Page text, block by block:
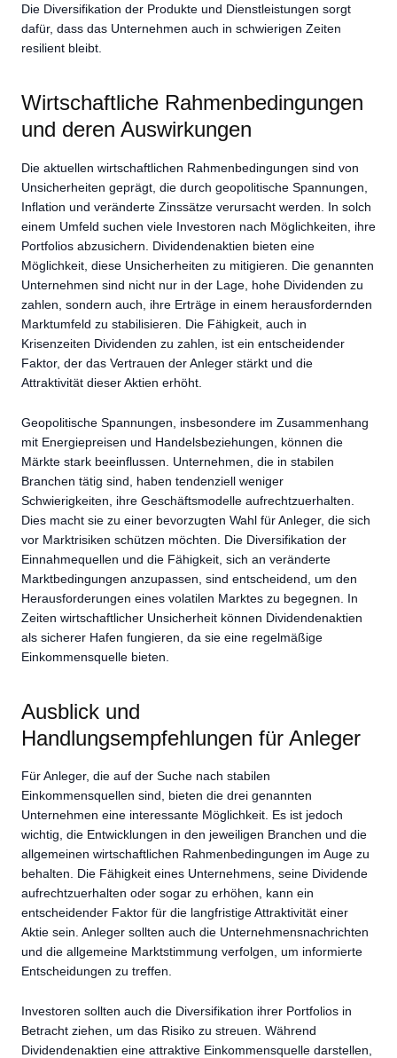
Die Diversifikation der Produkte und Dienstleistungen sorgt
dafür, dass das Unternehmen auch in schwierigen Zeiten
resilient bleibt.
Wirtschaftliche Rahmenbedingungen
und deren Auswirkungen
Die aktuellen wirtschaftlichen Rahmenbedingungen sind von
Unsicherheiten geprägt, die durch geopolitische Spannungen,
Inflation und veränderte Zinssätze verursacht werden. In solch
einem Umfeld suchen viele Investoren nach Möglichkeiten, ihre
Portfolios abzusichern. Dividendenaktien bieten eine
Möglichkeit, diese Unsicherheiten zu mitigieren. Die genannten
Unternehmen sind nicht nur in der Lage, hohe Dividenden zu
zahlen, sondern auch, ihre Erträge in einem herausfordernden
Marktumfeld zu stabilisieren. Die Fähigkeit, auch in
Krisenzeiten Dividenden zu zahlen, ist ein entscheidender
Faktor, der das Vertrauen der Anleger stärkt und die
Attraktivität dieser Aktien erhöht.
Geopolitische Spannungen, insbesondere im Zusammenhang
mit Energiepreisen und Handelsbeziehungen, können die
Märkte stark beeinflussen. Unternehmen, die in stabilen
Branchen tätig sind, haben tendenziell weniger
Schwierigkeiten, ihre Geschäftsmodelle aufrechtzuerhalten.
Dies macht sie zu einer bevorzugten Wahl für Anleger, die sich
vor Marktrisiken schützen möchten. Die Diversifikation der
Einnahmequellen und die Fähigkeit, sich an veränderte
Marktbedingungen anzupassen, sind entscheidend, um den
Herausforderungen eines volatilen Marktes zu begegnen. In
Zeiten wirtschaftlicher Unsicherheit können Dividendenaktien
als sicherer Hafen fungieren, da sie eine regelmäßige
Einkommensquelle bieten.
Ausblick und
Handlungsempfehlungen für Anleger
Für Anleger, die auf der Suche nach stabilen
Einkommensquellen sind, bieten die drei genannten
Unternehmen eine interessante Möglichkeit. Es ist jedoch
wichtig, die Entwicklungen in den jeweiligen Branchen und die
allgemeinen wirtschaftlichen Rahmenbedingungen im Auge zu
behalten. Die Fähigkeit eines Unternehmens, seine Dividende
aufrechtzuerhalten oder sogar zu erhöhen, kann ein
entscheidender Faktor für die langfristige Attraktivität einer
Aktie sein. Anleger sollten auch die Unternehmensnachrichten
und die allgemeine Marktstimmung verfolgen, um informierte
Entscheidungen zu treffen.
Investoren sollten auch die Diversifikation ihrer Portfolios in
Betracht ziehen, um das Risiko zu streuen. Während
Dividendenaktien eine attraktive Einkommensquelle darstellen,